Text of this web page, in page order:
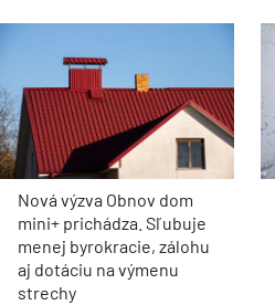
Nová výzva Obnov dom
mini+ prichádza. Sľubuje
menej byrokracie, zálohu
aj dotáciu na výmenu
strechy